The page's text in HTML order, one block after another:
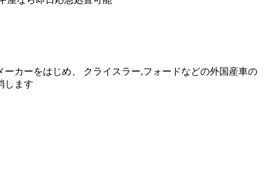
カーをはじめ、 クライスラー,フォードなどの外国産車の
します